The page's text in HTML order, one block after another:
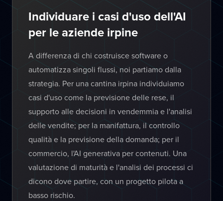
Individuare i casi d'uso dell'AI
per le aziende irpine
A differenza di chi costruisce software o
automatizza singoli flussi, noi partiamo dalla
strategia. Per una cantina irpina individuiamo
casi d'uso come la previsione delle rese, il
supporto alle decisioni in vendemmia e l'analisi
delle vendite; per la manifattura, il controllo
qualità e la previsione della domanda; per il
commercio, l'AI generativa per contenuti. Una
valutazione di maturità e l'analisi dei processi ci
dicono dove partire, con un progetto pilota a
basso rischio.